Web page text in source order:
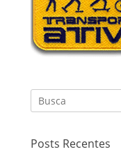
Search
for:
Posts Recentes